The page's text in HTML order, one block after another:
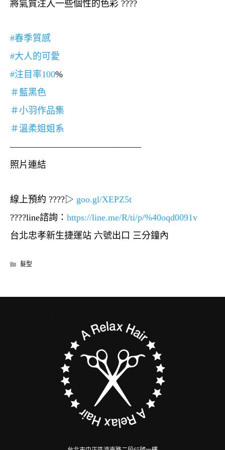
將氣質注入一些個性的色彩 ????
#春季質感
#大人的可愛
#注目率100%
＃ 藍黑色
＃小羽作品集
＃ 溫柔姐姐系
——————————————–
照片連結
線上預約 ???? ▷ goo.gl/XEPZ5t
????line諮詢： https://line.me/R/ti/p/%40oqd0091v
台北忠孝新生捷運站 六號出口 三分鐘內
髮型